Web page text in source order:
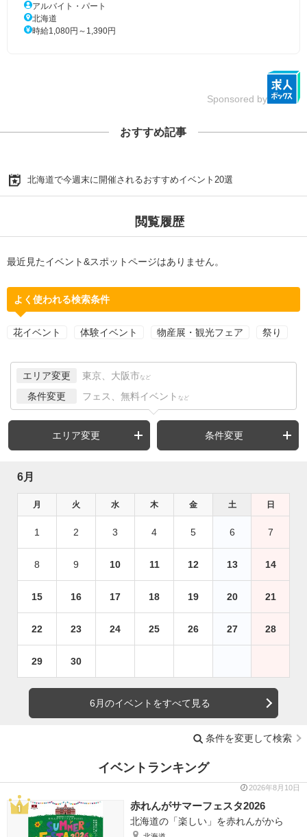
アルバイト・パート
北海道
時給1,080円～1,390円
Sponsored by
おすすめ記事
北海道で今週末に開催されるおすすめイベント20選
閲覧履歴
最近見たイベント&スポットページはありません。
よく使われる検索条件
花イベント 体験イベント 物産展・観光フェア 祭り
エリア変更 東京、大阪市 など
条件変更 フェス、無料イベント など
エリア変更 条件変更
6月
月 火 水 木 金 土 日
1 2 3 4 5 6 7
8 9 10 11 12 13 14
15 16 17 18 19 20 21
22 23 24 25 26 27 28
29 30
6月のイベントをすべて見る
条件を変更して検索
イベントランキング
2026年8月10日
赤れんがサマーフェスタ2026
北海道の「楽しい」を赤れんがから